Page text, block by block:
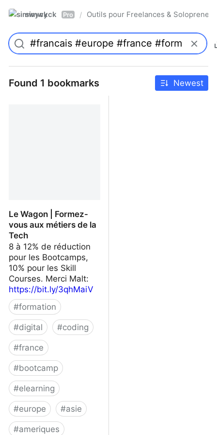
simwyck Pro / Outils pour Freelances &
Found 1 bookmarks Newest
Le Wagon | Formez-
vous aux métiers de la
Tech
8 à 12% de réduction
pour les Bootcamps,
10% pour les Skill
Courses. Merci Malt:
https://bit.ly/3qhMaiV
#formation
#digital #coding
#france
#bootcamp
#elearning
#europe #asie
#ameriques